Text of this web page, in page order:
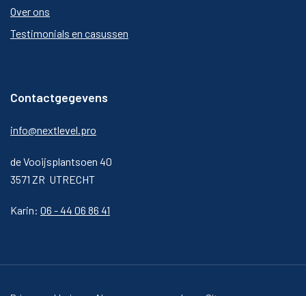
Over ons
Testimonials en casussen
Contactgegevens
info@nextlevel.pro
de Vooijsplantsoen 40
3571 ZR UTRECHT
Karin: 06 - 44 06 86 41